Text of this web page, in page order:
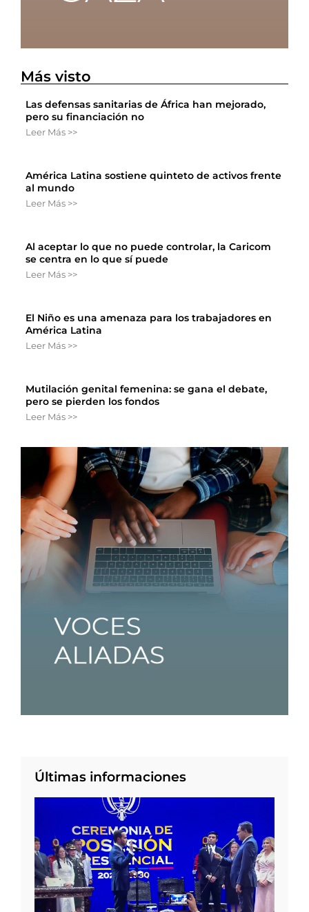
Más visto
Las defensas sanitarias de África han mejorado,
pero su financiación no
Leer Más >>
América Latina sostiene quinteto de activos frente
al mundo
Leer Más >>
Al aceptar lo que no puede controlar, la Caricom
se centra en lo que sí puede
Leer Más >>
El Niño es una amenaza para los trabajadores en
América Latina
Leer Más >>
Mutilación genital femenina: se gana el debate,
pero se pierden los fondos
Leer Más >>
Últimas informaciones